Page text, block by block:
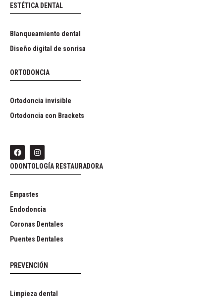
ESTÉTICA DENTAL
Blanqueamiento dental
Diseño digital de sonrisa
ORTODONCIA
Ortodoncia invisible
Ortodoncia con Brackets
ODONTOLOGÍA RESTAURADORA
Empastes
Endodoncia
Coronas Dentales
Puentes Dentales
PREVENCIÓN
Limpieza dental